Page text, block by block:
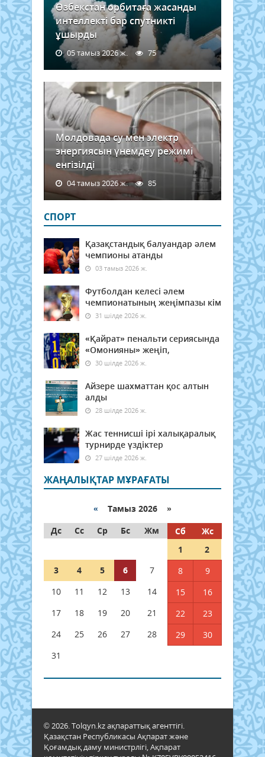
Өзбекстан орбитаға жасанды
интеллекті бар спутникті
ұшырды
05 тамыз 2026 ж. 75
Молдовада су мен электр
энергиясын үнемдеу режимі
енгізілді
04 тамыз 2026 ж. 85
СПОРТ
Қазақстандық балуандар әлем
чемпионы атанды
03 тамыз 2026 ж.
Футболдан келесі әлем
чемпионатының жеңімпазы кім
31 шілде 2026 ж.
«Қайрат» пенальти сериясында
«Омонияны» жеңіп,
30 шілде 2026 ж.
Айзере шахматтан қос алтын
алды
28 шілде 2026 ж.
Жас теннисші ірі халықаралық
турнирде үздіктер
27 шілде 2026 ж.
ЖАҢАЛЫҚТАР МҰРАҒАТЫ
« Тамыз 2026 »
Дс
Сс Ср Бс Жм Сб
Жс
1
2
3
4 5 6 7 8
9
10
11 12 13 14 15
16
17
18 19 20 21 22
23
24
25 26 27 28 29
30
31
© 2026. Tolqyn.kz ақпараттық агенттігі.
Қазақстан Республикасы Ақпарат және
Қоғамдық даму министрлігі, Ақпарат